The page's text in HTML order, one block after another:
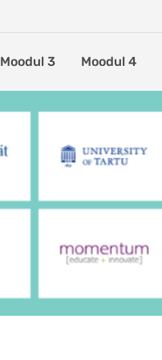
Moodul 3 Moodul 4